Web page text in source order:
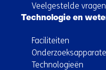
Veelgestelde vragen
Technologie en
Faciliteiten
Technologieën